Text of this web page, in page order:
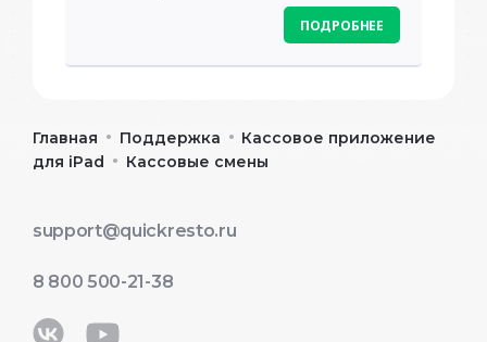
ПОДРОБНЕЕ
Главная • Поддержка • Кассовое приложение
для iPad • Кассовые смены
support@quickresto.ru
8 800 500-21-38